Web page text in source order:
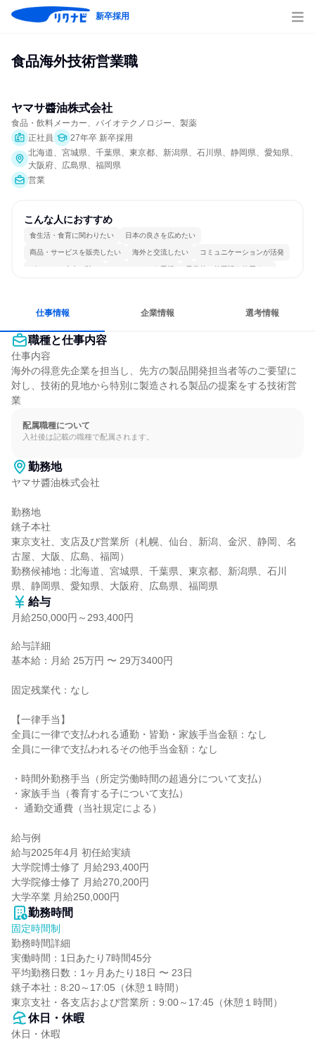
新卒採用
食品海外技術営業職
ヤマサ醬油株式会社
食品・飲料メーカー、バイオテクノロジー、製薬
正社員
27年卒 新卒採用
北海道、宮城県、千葉県、東京都、新潟県、石川県、静岡県、愛知県、
大阪府、広島県、福岡県
営業
こんな人におすすめ
食生活・食育に関わりたい 日本の良さを広めたい
商品・サービスを販売したい 海外と交流したい コミュニケーションが活発
グローバル志向が強い チームワークを重視 日常的に外国語を使用する
仕事情報 企業情報 選考情報
職種と仕事内容
仕事内容
海外の得意先企業を担当し、先方の製品開発担当者等のご要望に
対し、技術的見地から特別に製造される製品の提案をする技術営
業
配属職種について
入社後は記載の職種で配属されます。
勤務地
ヤマサ醬油株式会社
勤務地
銚子本社
東京支社、支店及び営業所（札幌、仙台、新潟、金沢、静岡、名
古屋、大阪、広島、福岡）
勤務候補地：北海道、宮城県、千葉県、東京都、新潟県、石川
県、静岡県、愛知県、大阪府、広島県、福岡県
給与
月給250,000円～293,400円
給与詳細
基本給：月給 25万円 〜 29万3400円
固定残業代：なし
【一律手当】
全員に一律で支払われる通勤・皆勤・家族手当金額：なし
全員に一律で支払われるその他手当金額：なし
・時間外勤務手当（所定労働時間の超過分について支払）
・家族手当（養育する子について支払）
・ 通勤交通費（当社規定による）
給与例
給与2025年4月 初任給実績
大学院博士修了 月給293,400円
大学院修士修了 月給270,200円
大学卒業 月給250,000円
勤務時間
固定時間制
勤務時間詳細
実働時間：1日あたり7時間45分
平均勤務日数：1ヶ月あたり18日 〜 23日
銚子本社：8:20～17:05（休憩１時間）
東京支社・各支店および営業所：9:00～17:45（休憩１時間）
休日・休暇
休日・休暇